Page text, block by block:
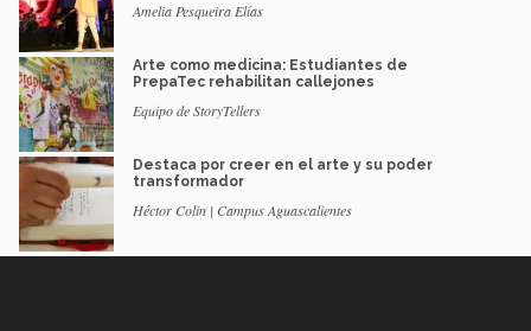
Amelia Pesqueira Elías
Arte como medicina: Estudiantes de
PrepaTec rehabilitan callejones
Equipo de StoryTellers
Destaca por creer en el arte y su poder
transformador
Héctor Colin | Campus Aguascalientes